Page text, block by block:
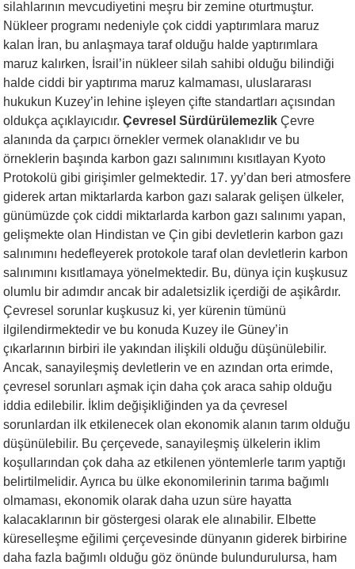
silahlarının mevcudiyetini meşru bir zemine oturtmuştur.
Nükleer programı nedeniyle çok ciddi yaptırımlara maruz
kalan İran, bu anlaşmaya taraf olduğu halde yaptırımlara
maruz kalırken, İsrail’in nükleer silah sahibi olduğu bilindiği
halde ciddi bir yaptırıma maruz kalmaması, uluslararası
hukukun Kuzey’in lehine işleyen çifte standartları açısından
oldukça açıklayıcıdır.Çevresel SürdürülemezlikÇevre
alanında da çarpıcı örnekler vermek olanaklıdır ve bu
örneklerin başında karbon gazı salınımını kısıtlayan Kyoto
Protokolü gibi girişimler gelmektedir. 17. yy’dan beri atmosfere
giderek artan miktarlarda karbon gazı salarak gelişen ülkeler,
günümüzde çok ciddi miktarlarda karbon gazı salınımı yapan,
gelişmekte olan Hindistan ve Çin gibi devletlerin karbon gazı
salınımını hedefleyerek protokole taraf olan devletlerin karbon
salınımını kısıtlamaya yönelmektedir. Bu, dünya için kuşkusuz
olumlu bir adımdır ancak bir adaletsizlik içerdiği de aşikârdır.
Çevresel sorunlar kuşkusuz ki, yer kürenin tümünü
ilgilendirmektedir ve bu konuda Kuzey ile Güney’in
çıkarlarının birbiri ile yakından ilişkili olduğu düşünülebilir.
Ancak, sanayileşmiş devletlerin ve en azından orta erimde,
çevresel sorunları aşmak için daha çok araca sahip olduğu
iddia edilebilir. İklim değişikliğinden ya da çevresel
sorunlardan ilk etkilenecek olan ekonomik alanın tarım olduğu
düşünülebilir. Bu çerçevede, sanayileşmiş ülkelerin iklim
koşullarından çok daha az etkilenen yöntemlerle tarım yaptığı
belirtilmelidir. Ayrıca bu ülke ekonomilerinin tarıma bağımlı
olmaması, ekonomik olarak daha uzun süre hayatta
kalacaklarının bir göstergesi olarak ele alınabilir. Elbette
küreselleşme eğilimi çerçevesinde dünyanın giderek birbirine
daha fazla bağımlı olduğu göz önünde bulundurulursa, ham